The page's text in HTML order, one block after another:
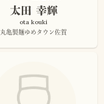
太田 幸輝
ota kouki
丸亀製麺ゆめタウン佐賀